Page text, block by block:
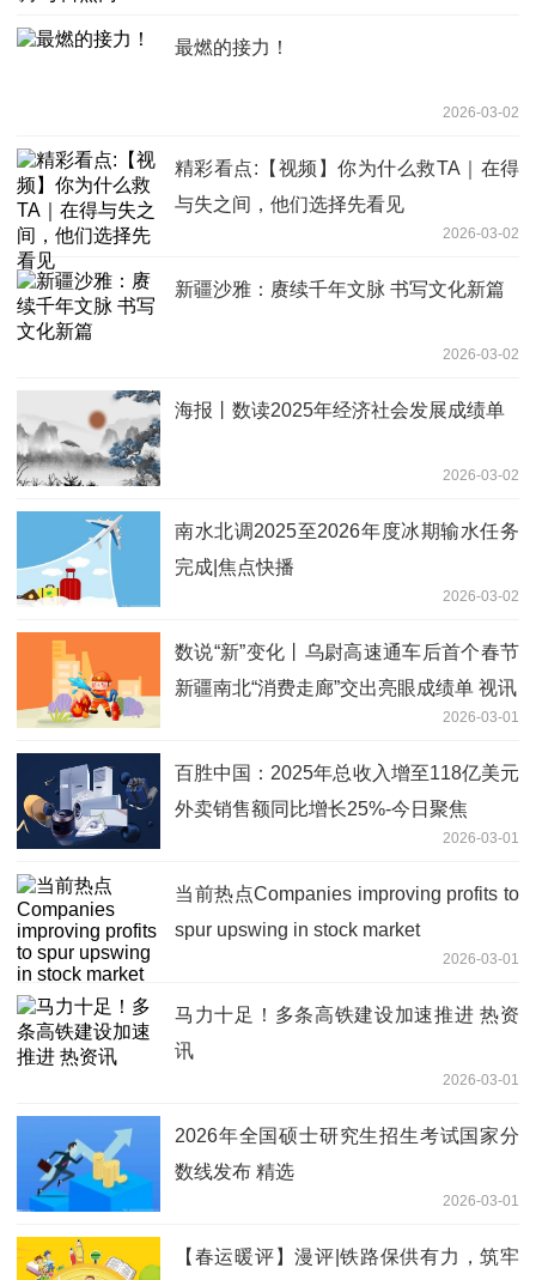
最燃的接力！
2026-03-02
精彩看点:【视频】你为什么救TA｜在得
与失之间，他们选择先看见
2026-03-02
新疆沙雅：赓续千年文脉 书写文化新篇
2026-03-02
海报丨数读2025年经济社会发展成绩单
2026-03-02
南水北调2025至2026年度冰期输水任务
完成|焦点快播
2026-03-02
数说“新”变化丨乌尉高速通车后首个春节
新疆南北“消费走廊”交出亮眼成绩单 视讯
2026-03-01
百胜中国：2025年总收入增至118亿美元
外卖销售额同比增长25%-今日聚焦
2026-03-01
当前热点Companies improving profits to
spur upswing in stock market
2026-03-01
马力十足！多条高铁建设加速推进 热资
讯
2026-03-01
2026年全国硕士研究生招生考试国家分
数线发布 精选
2026-03-01
【春运暖评】漫评|铁路保供有力，筑牢